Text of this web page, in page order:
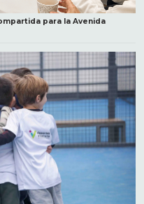
para la Avenida